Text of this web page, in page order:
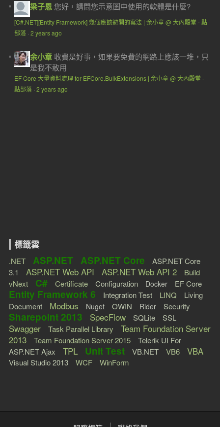
梁子恩 您好，請問您示意圖中使用的軟體是什麼?
[C#.NET][Entity Framework] 幾個應該避開的寫法 | 余小章 @ 大內殿堂 - 點
部落· 2 years ago
余小章 收費是好事，如果要免費的網路上應該一堆，只
是我不敢用
EF Core 大量資料處理 for EFCore.BulkExtensions | 余小章 @ 大內殿堂 -
點部落· 2 years ago
標籤雲
.NET ASP.NET ASP.NET Core
ASP.NET Core
3.1
ASP.NET Web API ASP.NET Web API 2
Build
vNext
C# Certificate Configuration Docker EF Core
Entity Framework 6 Integration Test LINQ
Living
Document
Modbus Nuget OWIN Rider Security
Sharepoint 2013 SpecFlow SQLite SSL
Swagger Task Parallel Library
Team Foundation Server
2013
Team Foundation Server 2015
Telerik UI For
ASP.NET Ajax
TPL Unit Test VB.NET VB6 VBA
Visual Studio 2013 WCF WinForm